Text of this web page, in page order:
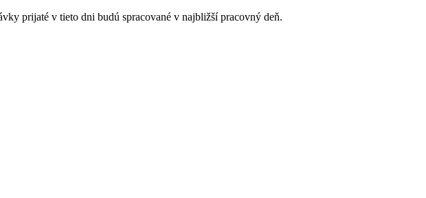
prijaté v tieto dni budú spracované v najbližší pracovný deň.